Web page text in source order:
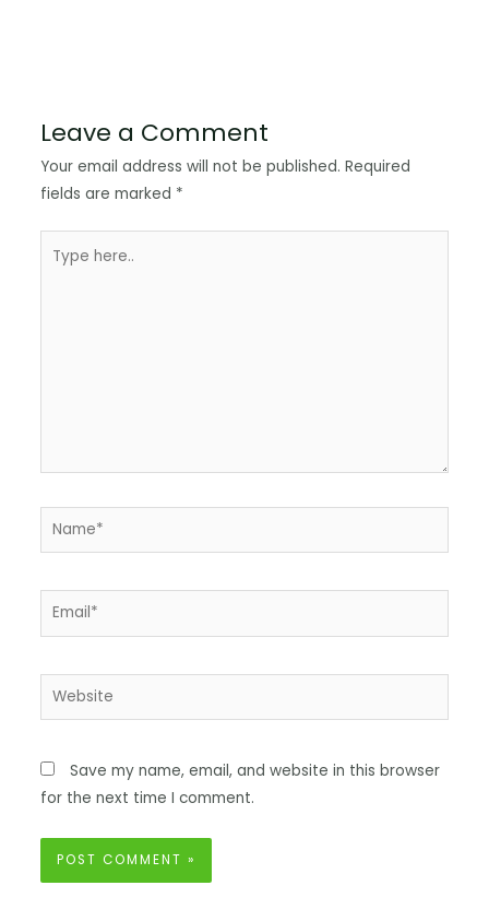
Leave a Comment
Your email address will not be published. Required
fields are marked *
Save my name, email, and website in this browser
for the next time I comment.